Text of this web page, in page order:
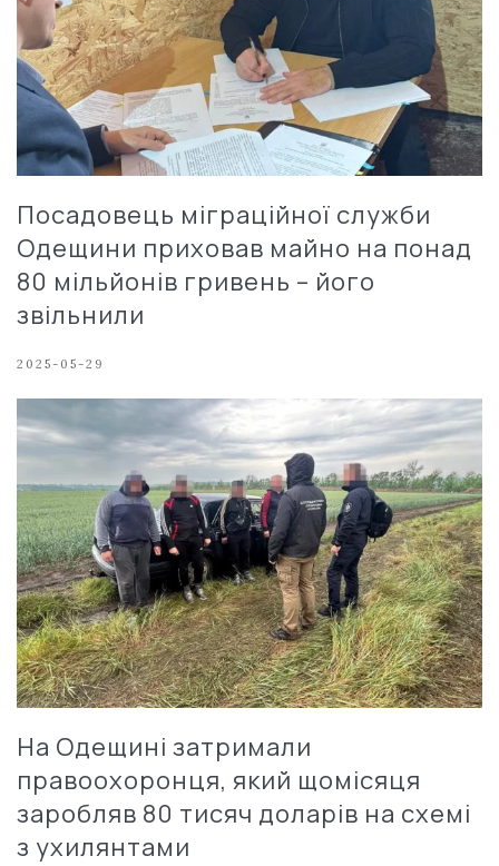
Посадовець міграційної служби
Одещини приховав майно на понад
80 мільйонів гривень – його
звільнили
2025-05-29
На Одещині затримали
правоохоронця, який щомісяця
заробляв 80 тисяч доларів на схемі
з ухилянтами